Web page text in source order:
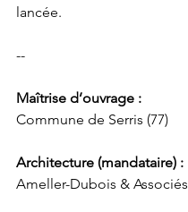
lancée.
--
Maîtrise d’ouvrage :
Commune de Serris (77)
Architecture (mandataire) :
Ameller-Dubois & Associés